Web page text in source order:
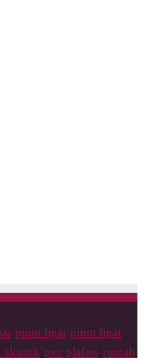
pintu lipat pintu lipat
akustik pvc plafon rumah